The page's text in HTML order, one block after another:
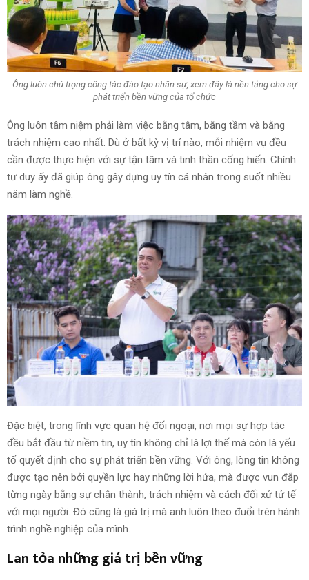
Ông luôn chú trọng công tác đào tạo nhân sự, xem đây là nền tảng cho sự
phát triển bền vững của tổ chức
Ông luôn tâm niệm phải làm việc bằng tâm, bằng tầm và bằng
trách nhiệm cao nhất. Dù ở bất kỳ vị trí nào, mỗi nhiệm vụ đều
cần được thực hiện với sự tận tâm và tinh thần cống hiến. Chính
tư duy ấy đã giúp ông gây dựng uy tín cá nhân trong suốt nhiều
năm làm nghề.
Đặc biệt, trong lĩnh vực quan hệ đối ngoại, nơi mọi sự hợp tác
đều bắt đầu từ niềm tin, uy tín không chỉ là lợi thế mà còn là yếu
tố quyết định cho sự phát triển bền vững. Với ông, lòng tin không
được tạo nên bởi quyền lực hay những lời hứa, mà được vun đắp
từng ngày bằng sự chân thành, trách nhiệm và cách đối xử tử tế
với mọi người. Đó cũng là giá trị mà anh luôn theo đuổi trên hành
trình nghề nghiệp của mình.
Lan tỏa những giá trị bền vững